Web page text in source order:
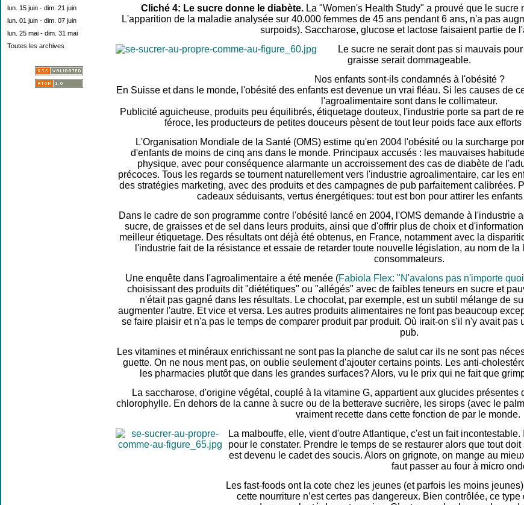
lun. 15 juin - dim. 21 juin
lun. 01 juin - dim. 07 juin
lun. 25 mai - dim. 31 mai
Toutes les archives
Cliché 4: Le sucre donne le diabète. La "Women's Health Study" a prouvé que le
L'apparition de la maladie analysée sur 40.000 femmes de 45 ans pendant 6 ans, n'a pas
surpoids). Saccharose, glucose et lactose faisaient partie de
Le sucre ne serait dont pas si mauvais
graisse serait dommageable.
Nos enfants sont-ils condamnés à l'obésité ?
En Suisse et dans le monde, l'obésité des enfants est devenue un vrai fléau. Si les causes de
l'agroalimentaire sont dans le collimateur.
Publicité aguicheuse, produits peu équilibrés, étiquetage douteux, l'industrie porte sa part de
féroce, les producteurs de petites douceurs pèsent de tout leur poids face aux
L'Organisation Mondiale de la Santé (OMS) estime qu'en 2004 l'obésité ou la surcharge
d'enfants de moins de cinq ans dans le monde. Principaux accusés : les mauvaises
physique, avec pour conséquence alarmante un accroissement des cas de diabète de
précoces. Tous les regards se tournent naturellement vers l'industrie agroalimentaire, car les
des stratégies marketing, avec des produits et des campagnes de pub parfaitement calibrées.
cadeaux séduisants, vertus énergétiques: tout est bon pour attirer les
Dans le cadre de son programme contre l'obésité lancé en 2004, l'OMS demande à l'industrie
sucre, de graisses et de sel dans leurs produits, ainsi que d'offrir plus de choix et
meilleur étiquetage. Des résultats ont déjà été obtenus, en France, notamment avec la
l'industrie fait de la résistance et essaie de retarder toute nouvelle législation, au nom de
consommateurs.
Une enquête dans l'agroalimentaire a été menée (Fabiola Flex: "N'avalons pas n'importe quoi
choisissant des produits dit "diététiques" ou "allégés" avec de faibles teneurs en sucre et
n'était pas gagné dans les résultats. Le chocolat, par exemple, est un subtil mélange de
augmenter l'autre. Et vice et versa. Les autres produits alimentaires ne font pas beaucoup
se faire plaisir et n'a pas le temps de comparer produit par produit. Où irait-on s'il n'y avait pas
pub.
Les vitamines et minéraux enrichissant ne sont pas la planche de salut car ils ne sont pas
guette. On ne nous ment pas, on oublie seulement d'ajouter certains points. Les anti-
les pharmacies plutôt que dans les grandes surfaces? Alors, vu le prix qui ne fait que
La saccharose, d'origine végétal, couplé à la vitamine G, appartient aux glucides présentes
chlorophylle. En dehors de la canne à sucre ou de la betterave sucrière, les sirops (avec le
vraiment recette dans cette fonction de par le monde.
La malbouffe, elle, vient d'outre Atlantique, c'est un fait
pour le constater. Prendre le temps de se restaurer alors que tout
est devenu le cadet des soucis. Alors on grignote, on mange au
faut passer au four à micro
Les fast-foods ont la cote chez les jeunes (et parfois les moins
cette nourriture n’est certes pas dangereux. Bien contrôlée, ce type